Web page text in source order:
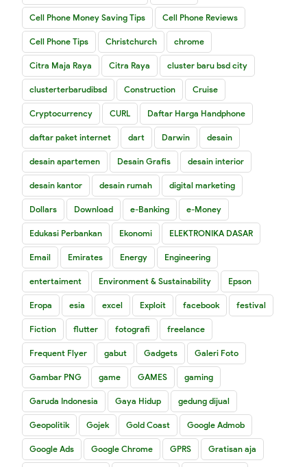
Cell Phone Money Saving Tips Cell Phone Reviews
Cell Phone Tips Christchurch chrome
Citra Maja Raya Citra Raya cluster baru bsd city
clusterterbarudibsd Construction Cruise
Cryptocurrency CURL Daftar Harga Handphone
daftar paket internet dart Darwin desain
desain apartemen Desain Grafis desain interior
desain kantor desain rumah digital marketing
Dollars Download e-Banking e-Money
Edukasi Perbankan Ekonomi ELEKTRONIKA DASAR
Email Emirates Energy Engineering
entertaiment Environment & Sustainability Epson
Eropa esia excel Exploit facebook festival
Fiction flutter fotografi freelance
Frequent Flyer gabut Gadgets Galeri Foto
Gambar PNG game GAMES gaming
Garuda Indonesia Gaya Hidup gedung dijual
Geopolitik Gojek Gold Coast Google Admob
Google Ads Google Chrome GPRS Gratisan aja